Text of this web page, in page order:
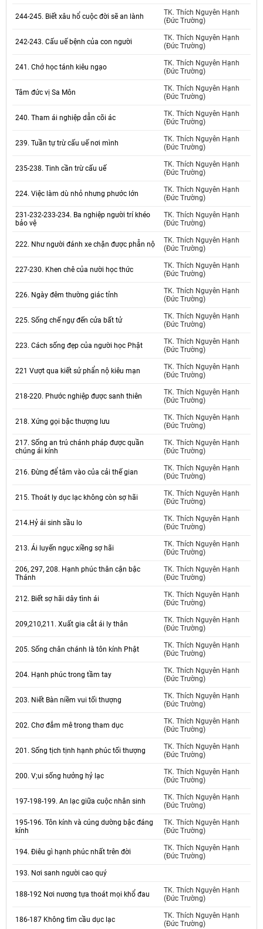
244-245. Biết xâu hổ cuộc đời sẽ an lành
TK. Thích Nguyên Hạnh
(Đức Trường)
242-243. Cấu uế bệnh của con người
TK. Thích Nguyên Hạnh
(Đức Trường)
241. Chớ học tánh kiêu ngạo
TK. Thích Nguyên Hạnh
(Đức Trường)
Tâm đức vị Sa Môn
TK. Thích Nguyên Hạnh
(Đức Trường)
240. Tham ái nghiệp dẫn cõi ác
TK. Thích Nguyên Hạnh
(Đức Trường)
239. Tuần tự trừ cấu uế nơi mình
TK. Thích Nguyên Hạnh
(Đức Trường)
235-238. Tinh cần trừ cấu uế
TK. Thích Nguyên Hạnh
(Đức Trường)
224. Việc làm dù nhỏ nhưng phước lớn
TK. Thích Nguyên Hạnh
(Đức Trường)
231-232-233-234. Ba nghiệp người trí khéo
bảo vệ
TK. Thích Nguyên Hạnh
(Đức Trường)
222. Như người đánh xe chặn được phẫn nộ
TK. Thích Nguyên Hạnh
(Đức Trường)
227-230. Khen chê của nười học thức
TK. Thích Nguyên Hạnh
(Đức Trường)
226. Ngày đêm thường giác tỉnh
TK. Thích Nguyên Hạnh
(Đức Trường)
225. Sống chế ngự đến cửa bất tử
TK. Thích Nguyên Hạnh
(Đức Trường)
223. Cách sống đẹp của người học Phật
TK. Thích Nguyên Hạnh
(Đức Trường)
221 Vượt qua kiết sử phẩn nộ kiêu mạn
TK. Thích Nguyên Hạnh
(Đức Trường)
218-220. Phước nghiệp được sanh thiên
TK. Thích Nguyên Hạnh
(Đức Trường)
218. Xứng gọi bậc thượng lưu
TK. Thích Nguyên Hạnh
(Đức Trường)
217. Sống an trú chánh pháp được quần
chúng ái kính
TK. Thích Nguyên Hạnh
(Đức Trường)
216. Đừng để tâm vào của cải thế gian
TK. Thích Nguyên Hạnh
(Đức Trường)
215. Thoát ly dục lạc không còn sợ hãi
TK. Thích Nguyên Hạnh
(Đức Trường)
214.Hỷ ái sinh sầu lo
TK. Thích Nguyên Hạnh
(Đức Trường)
213. Ái luyến ngục xiềng sợ hãi
TK. Thích Nguyên Hạnh
(Đức Trường)
206, 297, 208. Hạnh phúc thân cận bậc
Thánh
TK. Thích Nguyên Hạnh
(Đức Trường)
212. Biết sợ hãi dây tình ái
TK. Thích Nguyên Hạnh
(Đức Trường)
209,210,211. Xuất gia cắt ái ly thân
TK. Thích Nguyên Hạnh
(Đức Trường)
205. Sống chân chánh là tôn kính Phật
TK. Thích Nguyên Hạnh
(Đức Trường)
204. Hạnh phúc trong tầm tay
TK. Thích Nguyên Hạnh
(Đức Trường)
203. Niết Bàn niềm vui tối thượng
TK. Thích Nguyên Hạnh
(Đức Trường)
202. Chơ đắm mê trong tham dục
TK. Thích Nguyên Hạnh
(Đức Trường)
201. Sống tịch tịnh hạnh phúc tối thượng
TK. Thích Nguyên Hạnh
(Đức Trường)
200. V;ui sống hưởng hỷ lạc
TK. Thích Nguyên Hạnh
(Đức Trường)
197-198-199. An lạc giữa cuộc nhân sinh
TK. Thích Nguyên Hạnh
(Đức Trường)
195-196. Tôn kính và cúng dường bậc đáng
kính
TK. Thích Nguyên Hạnh
(Đức Trường)
194. Điêu gì hạnh phúc nhất trên đời
TK. Thích Nguyên Hạnh
(Đức Trường)
193. Nơi sanh người cao quý
188-192 Nơi nương tựa thoát mọi khổ đau
TK. Thích Nguyên Hạnh
(Đức Trường)
186-187 Không tìm cầu dục lạc
TK. Thích Nguyên Hạnh
(Đức Trường)